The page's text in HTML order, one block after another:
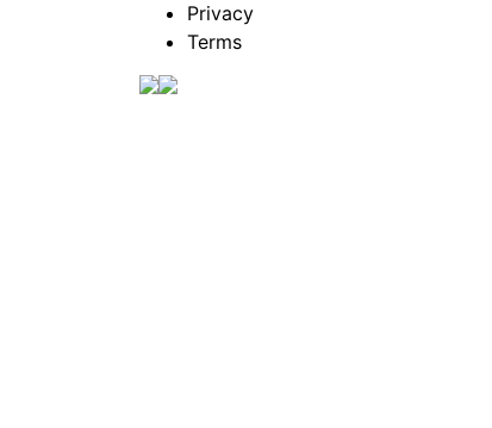
Privacy
Terms